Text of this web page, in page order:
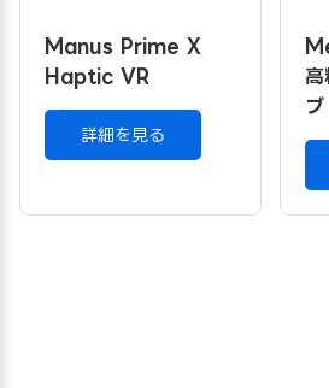
Manus Prime X
Haptic VR
詳細を見る
高
ブ